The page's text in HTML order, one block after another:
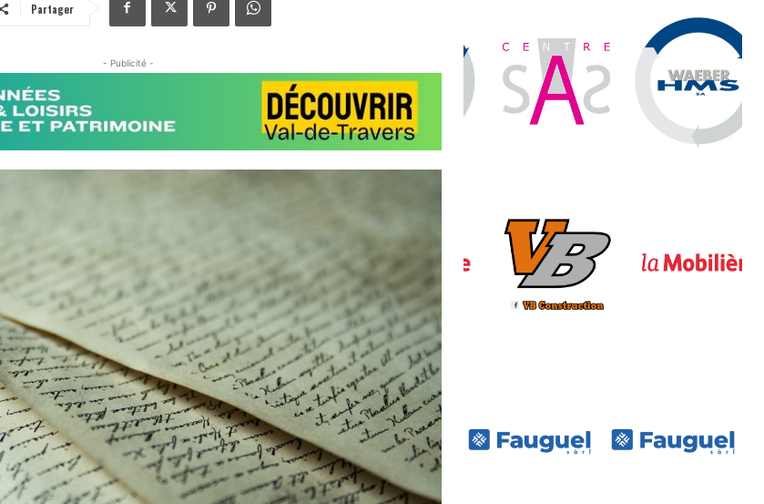
Partager
- Publicité -